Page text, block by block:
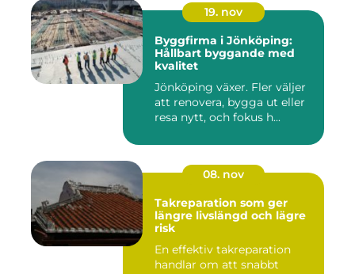
19. nov
Byggfirma i Jönköping:
Hållbart byggande med
kvalitet
Jönköping växer. Fler väljer
att renovera, bygga ut eller
resa nytt, och fokus h...
08. nov
Takreparation som ger
längre livslängd och lägre
risk
En effektiv takreparation
handlar om att snabbt